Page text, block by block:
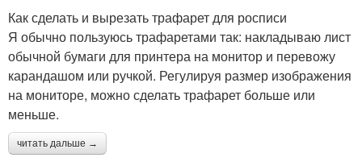
Как сделать и вырезать трафарет для росписи
Я обычно пользуюсь трафаретами так: накладываю лист
обычной бумаги для принтера на монитор и перевожу
карандашом или ручкой. Регулируя размер изображения
на мониторе, можно сделать трафарет больше или
меньше.
читать дальше →